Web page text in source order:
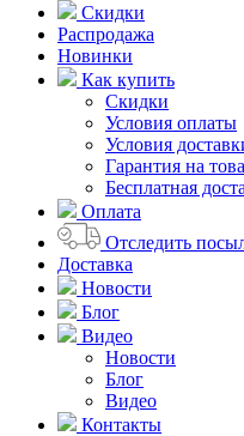
Скидки
Распродажа
Новинки
Как купить
Скидки
Условия оплаты
Условия
Гарантия на
Бесплатная
Оплата
Отследить
Доставка
Новости
Блог
Видео
Новости
Блог
Видео
Контакты